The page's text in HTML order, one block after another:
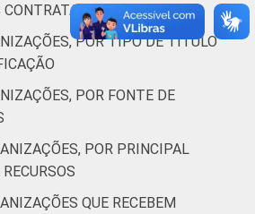
Habitação e
meio ambiente
24 76
Outros 33
NIC.br, Centro Regional de
o Desenvolvimento da
o uso das tecnologias de
POR TIPO DE TÍTULO
POR FONTE DE
POR PRINCIPAL
QUE RECEBEM